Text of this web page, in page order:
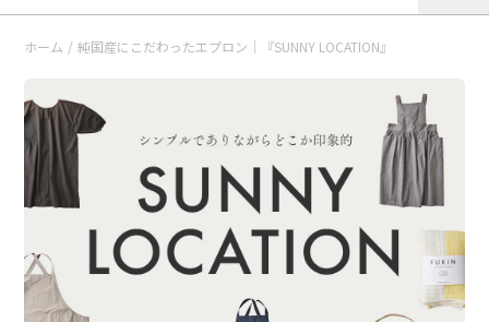
ホーム / 純国産にこだわったエプロン｜『SUNNY LOCATION』